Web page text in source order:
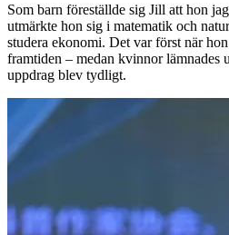
Som barn föreställde sig Jill att hon
utmärkte hon sig i matematik och
studera ekonomi. Det var först när
framtiden – medan kvinnor lämnades
uppdrag blev tydligt.